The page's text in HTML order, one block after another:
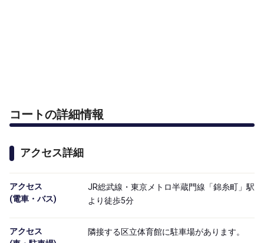
コートの詳細情報
アクセス詳細
アクセス
(電車・バス)
JR総武線・東京メトロ半蔵門線「錦糸町」駅
より徒歩5分
アクセス
隣接する区立体育館に駐車場があります。